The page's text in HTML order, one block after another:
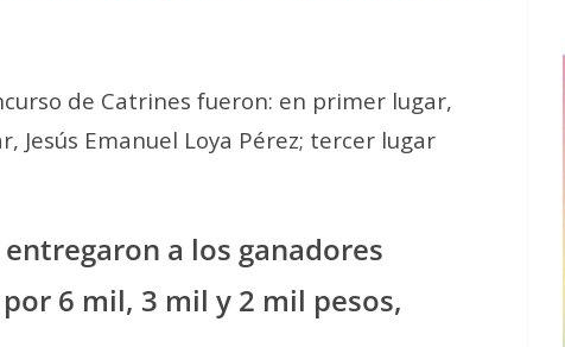
de Catrines fueron: en primer lugar,
Jesús Emanuel Loya Pérez; tercer lugar
a los ganadores
6 mil, 3 mil y 2 mil pesos,